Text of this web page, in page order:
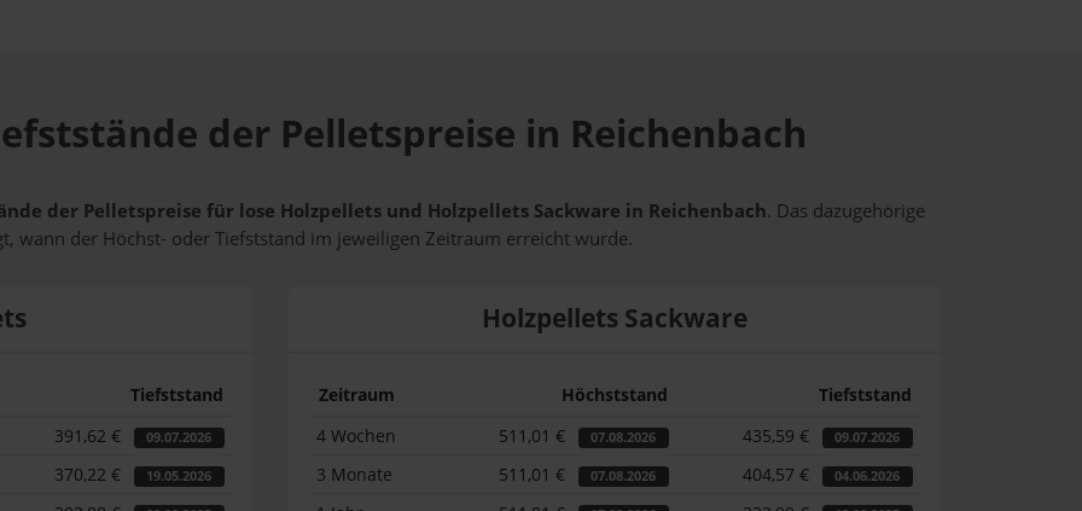
der Pelletspreise in Reichenbach
der Pelletspreise für lose Holzpellets und Holzpellets Sackware in Reichenbach. Das dazugehörige
wann der Höchst- oder Tiefststand im jeweiligen Zeitraum erreicht wurde.
Tiefststand
391,62 € 09.07.2026
370,22 € 19.05.2026
Holzpellets Sackware
Zeitraum Höchststand
Tiefststand
4 Wochen
511,01 € 07.08.2026 435,59 € 09.07.2026
3 Monate 511,01 € 07.08.2026 404,57 € 04.06.2026